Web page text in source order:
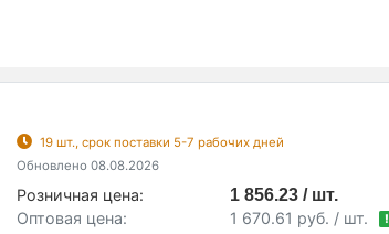
19 шт., срок поставки 5-7 рабочих дней
Обновлено 08.08.2026
Розничная цена:
1 856.23 / шт.
Оптовая цена:
1 670.61 руб. / шт. !